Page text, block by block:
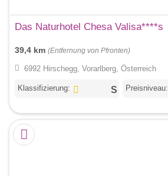
Das Naturhotel Chesa Valisa****s
39,4 km (Entfernung von Pfronten)
6992 Hirschegg, Vorarlberg, Österreich
Klassifizierung: Preisniveau: